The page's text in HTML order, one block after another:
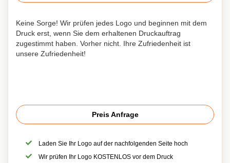
Keine Sorge! Wir prüfen jedes Logo und beginnen mit dem
Druck erst, wenn Sie dem erhaltenen Druckauftrag
zugestimmt haben. Vorher nicht. Ihre Zufriedenheit ist
unsere Zufriedenheit!
Preis Anfrage
Laden Sie Ihr Logo auf der nachfolgenden Seite hoch
Wir prüfen Ihr Logo KOSTENLOS vor dem Druck